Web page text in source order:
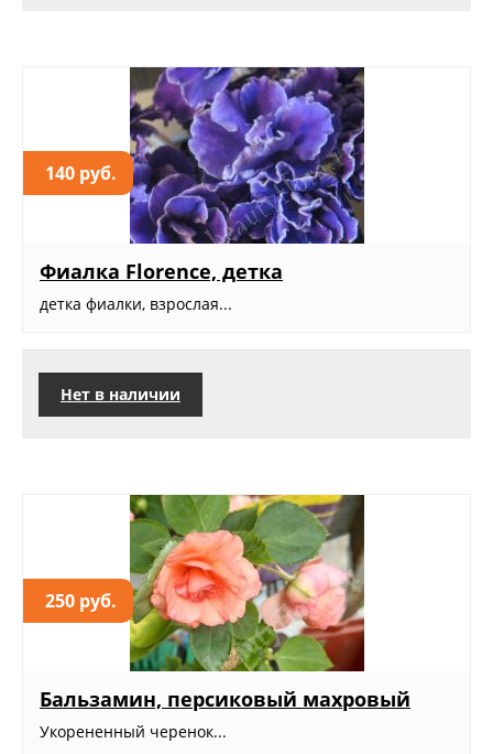
140 руб.
Фиалка Florence, детка
детка фиалки, взрослая...
Нет в наличии
250 руб.
Бальзамин, персиковый махровый
Укорененный черенок...